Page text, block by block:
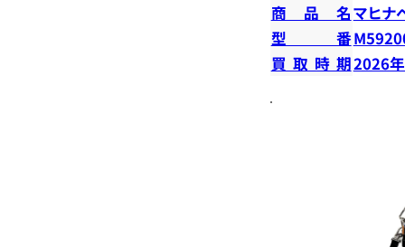
商品名マヒナ
型番
買取時期2026